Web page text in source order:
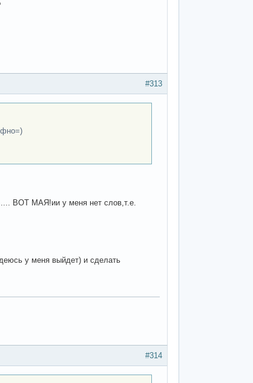
#313
.... ВОТ МАЯ!ии у меня нет слов,т.е.
у меня выйдет) и сделать
#314